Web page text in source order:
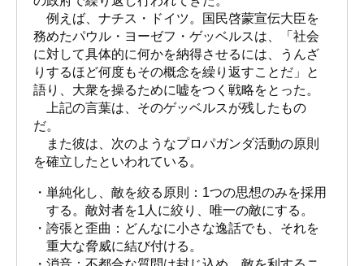
例えば、ナチス・ドイツ。国民啓蒙宣伝大臣を
務めたパウル・ヨーゼフ・ゲッベルスは、「社会
に対して具体的に何かを納得させるには、うんざ
りするほど何度もその概念を繰り返すことだ」と
語り、大衆を操るために嘘をつく戦略をとった。
上記の言葉は、そのゲッベルスが残したもの
だ。
また彼は、次のようなプロパガンダ活動の原則
を確立したといわれている。
・単純化し、敵を絞る原則：1つの思想のみを採用
する。敵対者を1人に絞り、唯一の敵にする。
・誇張と歪曲：どんなに小さな逸話でも、それを
重大な脅威に結び付ける。